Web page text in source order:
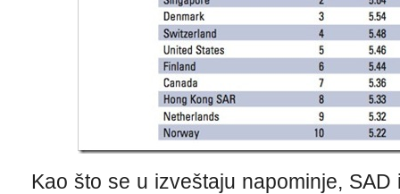
Kao što se u izveštaju napominje,